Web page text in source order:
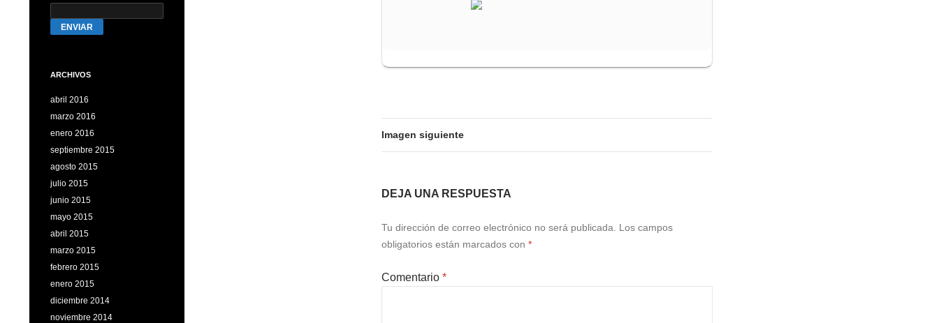
Imagen siguiente
DEJA UNA RESPUESTA
Tu dirección de correo electrónico no será publicada.
Los campos
obligatorios están marcados con *
Comentario *
ENVIAR
ARCHIVOS
abril 2016
marzo 2016
enero 2016
septiembre 2015
agosto 2015
julio 2015
junio 2015
mayo 2015
abril 2015
marzo 2015
febrero 2015
enero 2015
diciembre 2014
noviembre 2014